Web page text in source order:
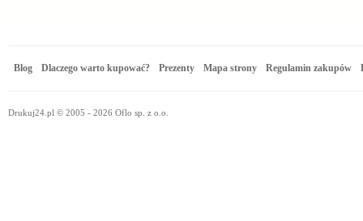
Blog Dlaczego warto kupować? Prezenty Mapa strony Regulamin zakupów
Drukuj24.pl © 2005 - 2026 Oflo sp. z o.o.